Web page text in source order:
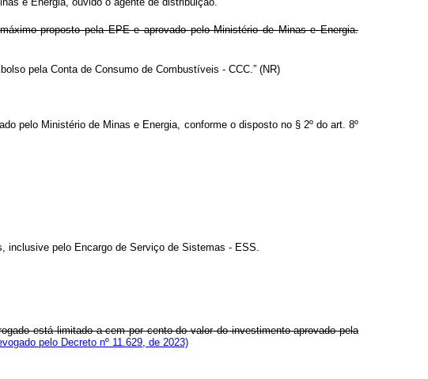
proposto pela EPE e aprovado pelo Ministério de Minas e Energia.
pela Conta de Consumo de Combustíveis - CCC.” (NR)
pelo Ministério de Minas e Energia, conforme o disposto no § 2º do art. 8º
inclusive pelo Encargo de Serviço de Sistemas - ESS.
está limitado a cem por cento do valor do investimento aprovado pela
pelo Decreto nº 11.629, de 2023)